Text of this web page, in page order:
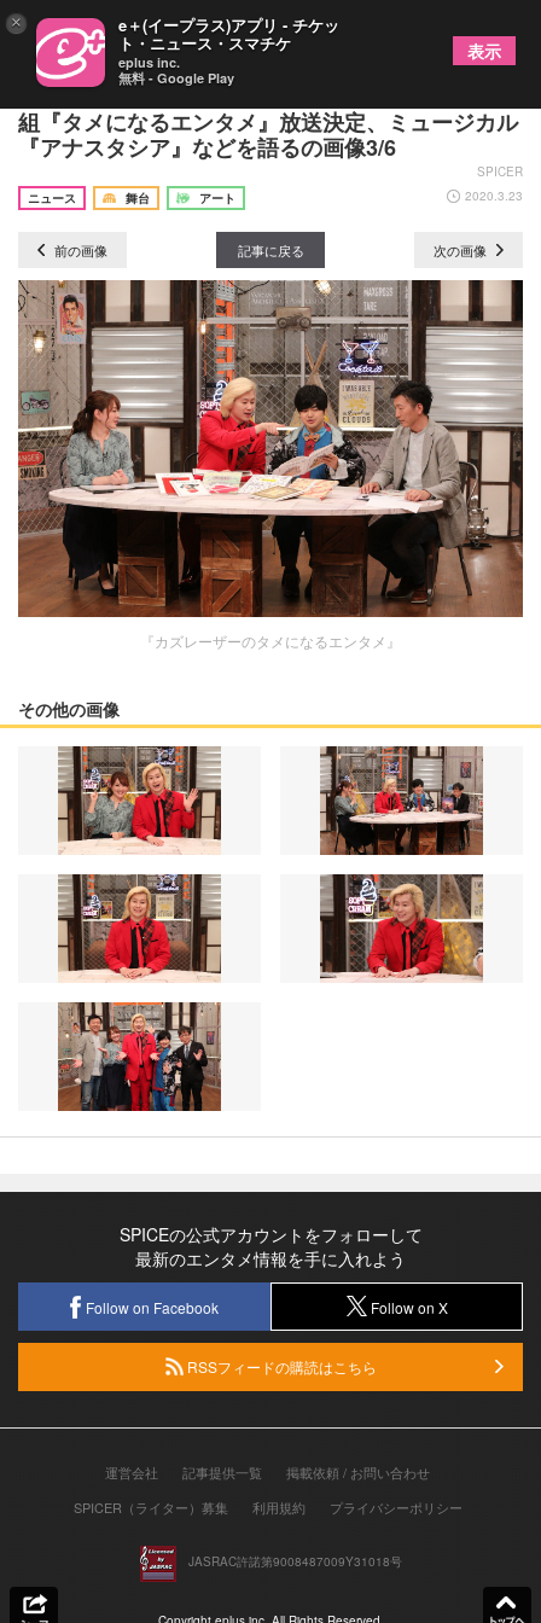
メイプル超合金・カズレーザーがMCを務める新番
組『タメになるエンタメ』放送決定、ミュージカル
『アナスタシア』などを語るの画像3/6
SPICER
ニュース
舞台 アート 2020.3.23
前の画像 記事に戻る 次の画像
『カズレーザーのタメになるエンタメ』
その他の画像
SPICEの公式アカウントをフォローして
最新のエンタメ情報を手に入れよう
Follow on Facebook Follow on X
RSSフィードの購読はこちら
運営会社 記事提供一覧
掲載依頼 / お問い合わせ
SPICER（ライター）募集
利用規約 プライバシーポリシー
JASRAC許諾第9008487009Y31018号
× e＋(イープラス)アプリ - チケッ
ト・ニュース・スマチケ
eplus inc.
無料 - Google Play
表示